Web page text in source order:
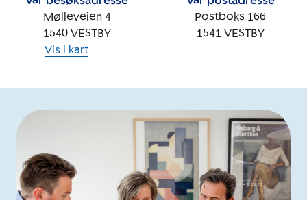
Mølleveien 4
1540 VESTBY
Vis i kart
Postboks 166
1541 VESTBY